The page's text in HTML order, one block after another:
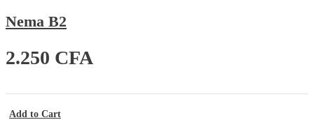
Nema B2
2.250 CFA
Add to Cart